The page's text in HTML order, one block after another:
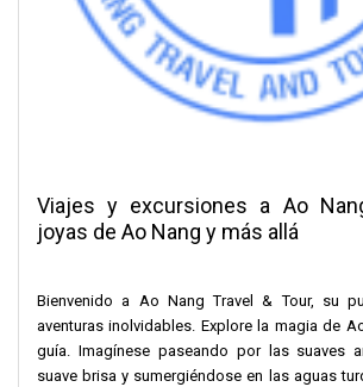
Viajes y excursiones a Ao
joyas de Ao Nang y más allá
Bienvenido a Ao Nang Travel & Tour, su
aventuras inolvidables. Explore la magia de
guía. Imagínese paseando por las suaves
suave brisa y sumergiéndose en las aguas